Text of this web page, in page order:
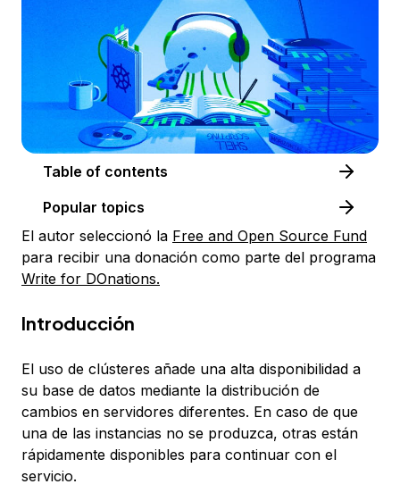
Table of contents
Popular topics
El autor seleccionó la Free and Open Source Fund
para recibir una donación como parte del programa
Write for DOnations.
Introducción
El uso de clústeres añade una alta disponibilidad a
su base de datos mediante la distribución de
cambios en servidores diferentes. En caso de que
una de las instancias no se produzca, otras están
rápidamente disponibles para continuar con el
servicio.